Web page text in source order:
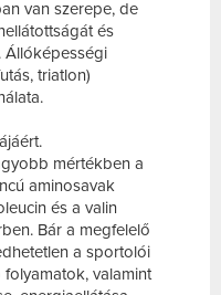
van szerepe, de
és
Állóképességi
triatlon)
.
mértékben a
aminosavak
és a valin
Bár a megfelelő
a sportolói
valamint